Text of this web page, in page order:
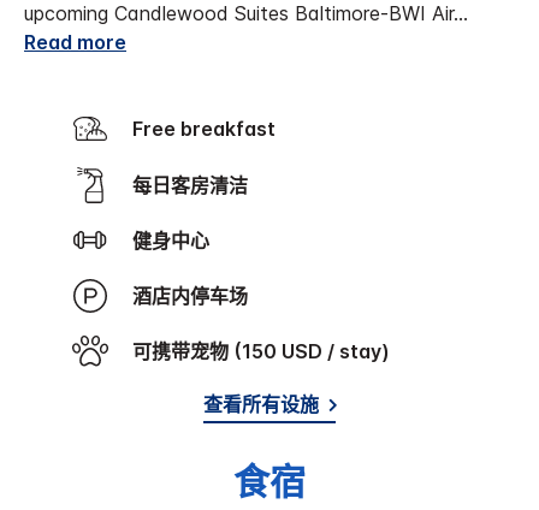
upcoming Candlewood Suites Baltimore-BWI Air...
Read more
Free breakfast
每日客房清洁
健身中心
酒店内停车场
可携带宠物 (150 USD / stay)
查看所有设施
食宿